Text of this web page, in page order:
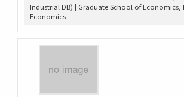
Industrial DB) | Graduate School of Economics,
Economics